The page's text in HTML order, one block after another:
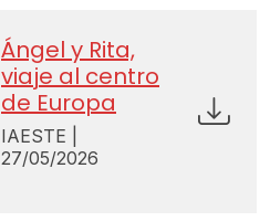
Ángel y Rita,
viaje al centro
de Europa
IAESTE |
27/05/2026